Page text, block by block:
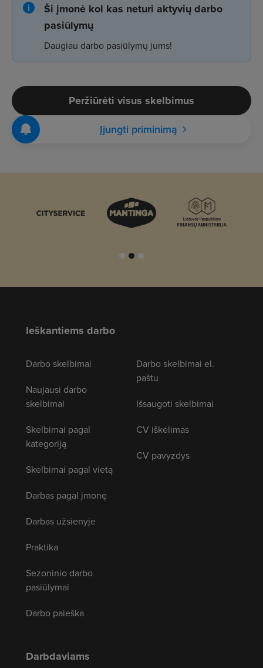
Ši įmonė kol kas neturi aktyvių darbo
pasiūlymų
Daugiau darbo pasiūlymų jums!
Peržiūrėti visus skelbimus
Įjungti priminimą
Ieškantiems darbo
Darbo skelbimai
Naujausi darbo
skelbimai
Skelbimai pagal
kategoriją
Skelbimai pagal vietą
Darbas pagal įmonę
Darbas užsienyje
Praktika
Sezoninio darbo
pasiūlymai
Darbo paieška
Darbo skelbimai el.
paštu
Išsaugoti skelbimai
CV iškėlimas
CV pavyzdys
Darbdaviams